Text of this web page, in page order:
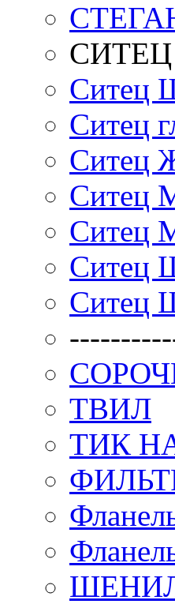
Ситец
Ситец
Ситец
Ситец
Ситец
Ситец
Ситец
ТВИЛ
ТИК